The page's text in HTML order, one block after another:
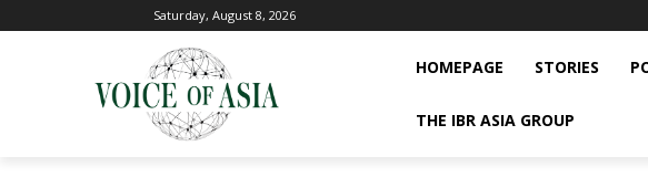
Saturday, August 8, 2026
HOMEPAGE STORIES
THE IBR ASIA GROUP